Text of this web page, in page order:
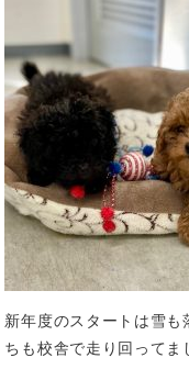
新年度のスタートは雪も
ちも校舎で走り回って